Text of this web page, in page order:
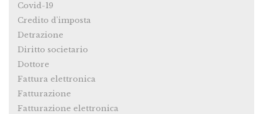
Covid-19
Credito d'imposta
Detrazione
Diritto societario
Dottore
Fattura elettronica
Fatturazione
Fatturazione elettronica